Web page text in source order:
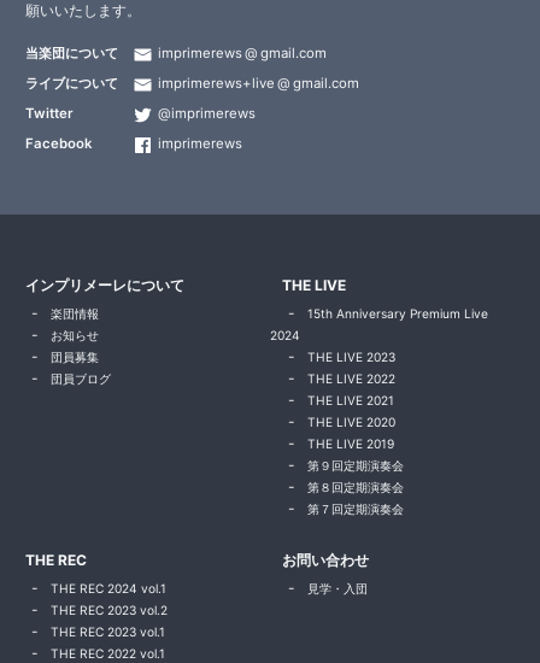
願いいたします。
当楽団について imprimerews
gmail.com
ライブについて
imprimerews+live
gmail.com
Twitter
@imprimerews
Facebook
imprimerews
インプリメーレについて
楽団情報
お知らせ
団員募集
団員ブログ
THE LIVE
15th Anniversary Premium Live
2024
THE LIVE 2023
THE LIVE 2022
THE LIVE 2021
THE LIVE 2020
THE LIVE 2019
第９回定期演奏会
第８回定期演奏会
第７回定期演奏会
THE REC
THE REC 2024 vol.1
THE REC 2023 vol.2
THE REC 2023 vol.1
THE REC 2022 vol.1
お問い合わせ
見学・入団